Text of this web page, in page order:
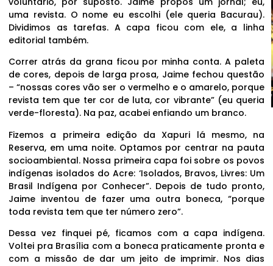
uma revista. O nome eu escolhi (ele queria Bacurau).
Dividimos as tarefas. A capa ficou com ele, a linha
editorial também.
Correr atrás da grana ficou por minha conta. A paleta
de cores, depois de larga prosa, Jaime fechou questão
– “nossas cores vão ser o vermelho e o amarelo, porque
revista tem que ter cor de luta, cor vibrante” (eu queria
verde-floresta). Na paz, acabei enfiando um branco.
Fizemos a primeira edição da Xapuri lá mesmo, na
Reserva, em uma noite. Optamos por centrar na pauta
socioambiental. Nossa primeira capa foi sobre os povos
indígenas isolados do Acre: ‘Isolados, Bravos, Livres: Um
Brasil Indígena por Conhecer”. Depois de tudo pronto,
Jaime inventou de fazer uma outra boneca, “porque
toda revista tem que ter número zero”.
Dessa vez finquei pé, ficamos com a capa indígena.
Voltei pra Brasília com a boneca praticamente pronta e
com a missão de dar um jeito de imprimir. Nos dias